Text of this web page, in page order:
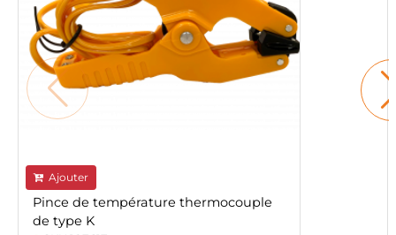
Ajouter
Pince de température thermocouple
de type K